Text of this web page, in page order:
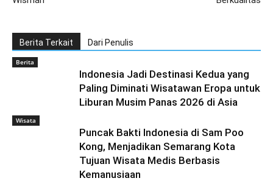
Berita Terkait Dari Penulis
Berita
Indonesia Jadi Destinasi Kedua yang
Paling Diminati Wisatawan Eropa untuk
Liburan Musim Panas 2026 di Asia
Wisata
Puncak Bakti Indonesia di Sam Poo
Kong, Menjadikan Semarang Kota
Tujuan Wisata Medis Berbasis
Kemanusiaan